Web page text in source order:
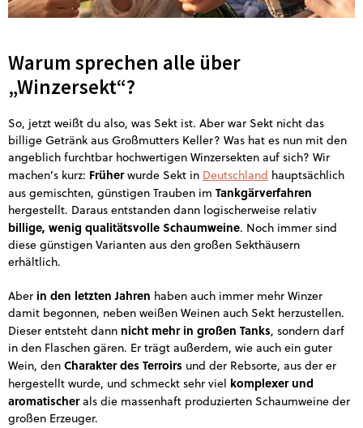
Warum sprechen alle über
„Winzersekt“?
So, jetzt weißt du also, was Sekt ist. Aber war Sekt nicht das
billige Getränk aus Großmutters Keller? Was hat es nun mit den
angeblich furchtbar hochwertigen Winzersekten auf sich? Wir
machen’s kurz: Früherwurde Sekt in Deutschland hauptsächlich
aus gemischten, günstigen Trauben im Tankgärverfahren
hergestellt. Daraus entstanden dann logischerweise relativ
billige, wenig qualitätsvolle Schaumweine. Noch immer sind
diese günstigen Varianten aus den großen Sekthäusern
erhältlich.
Aber in den letzten Jahren haben auch immer mehr Winzer
damit begonnen, neben weißen Weinen auch Sekt herzustellen.
Dieser entsteht dann nicht mehr in großen Tanks, sondern darf
in den Flaschen gären. Er trägt außerdem, wie auch ein guter
Wein, den Charakter des Terroirs und der Rebsorte, aus der er
hergestellt wurde, und schmeckt sehr viel komplexer und
aromatischerals die massenhaft produzierten Schaumweine der
großen Erzeuger.